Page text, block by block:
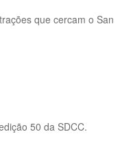
que cercam o San
50 da SDCC.